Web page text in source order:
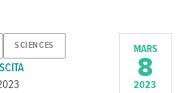
SCIENCES MARS
8
2023